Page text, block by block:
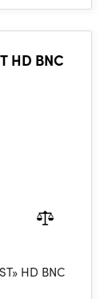
HD BNC
HD BNC